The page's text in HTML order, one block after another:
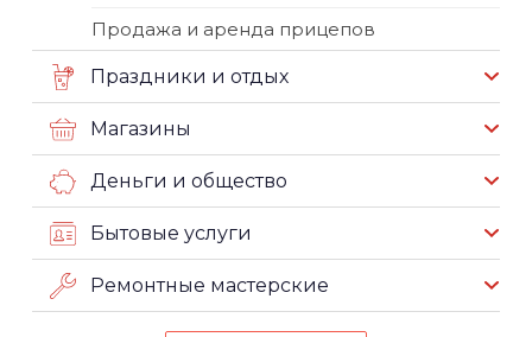
Продажа и аренда прицепов
Праздники и отдых
Магазины
Деньги и общество
Бытовые услуги
Ремонтные мастерские